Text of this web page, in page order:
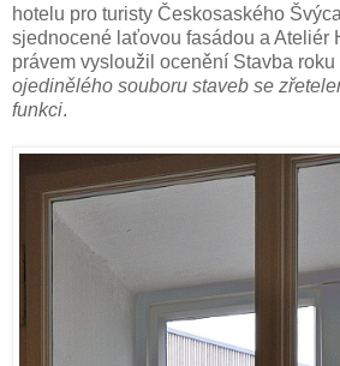
hotelu pro turisty Českosaského
sjednocené laťovou fasádou a Ateliér
právem vysloužil ocenění Stavba
ojedinělého souboru staveb se
funkci.